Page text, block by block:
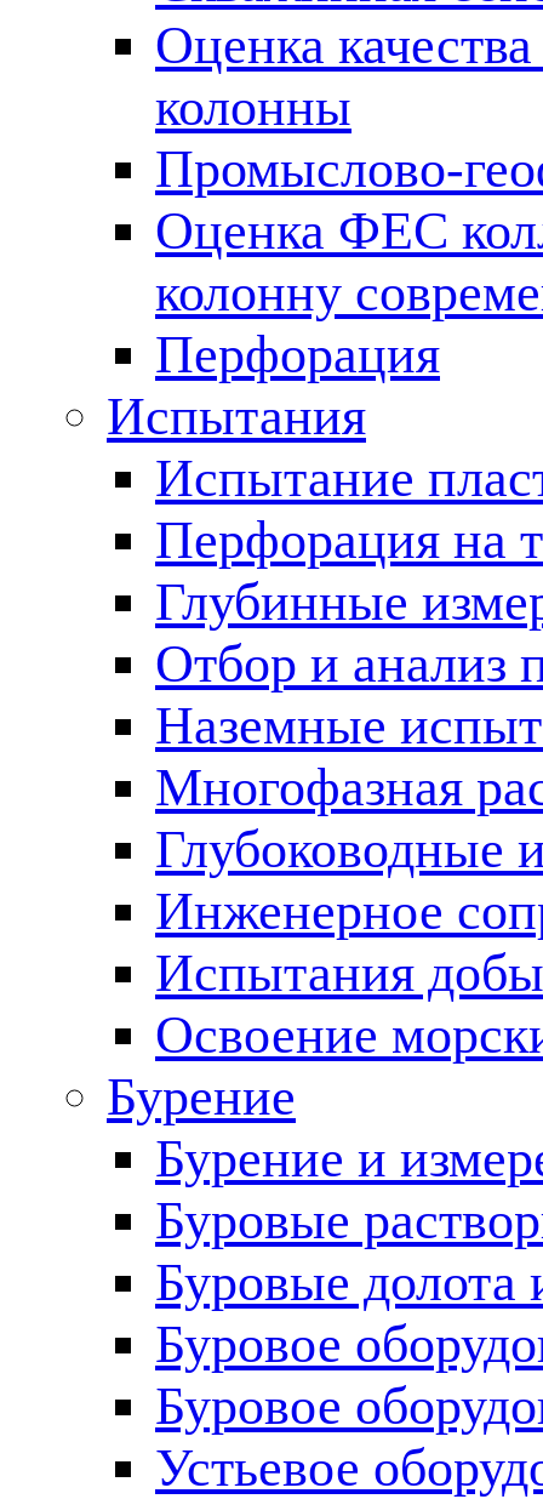
Оценка
колонны
Промыслово-
Оценка ФЕС
колонну
Перфорация
Испытания
Испытание
Перфорация на
Глубинные
Отбор и анализ
Наземные
Многофазная
Глубоководные
Инженерное
Испытания
Освоение
Бурение
Бурение и
Буровые
Буровые долота
Буровое
Буровое
Устьевое